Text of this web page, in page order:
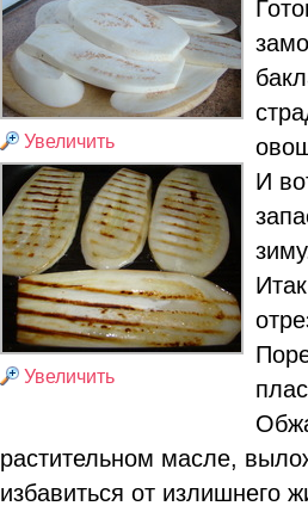
Увеличить
Увеличить
И
растительном масле,
избавиться от излишнего